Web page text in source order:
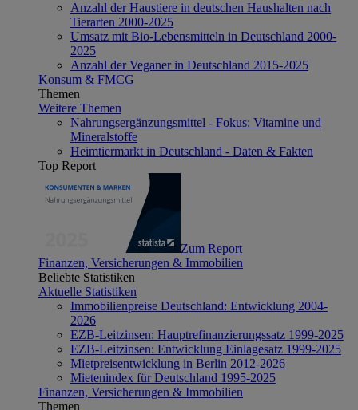
Anzahl der Haustiere in deutschen Haushalten nach
Tierarten 2000-2025
Umsatz mit Bio-Lebensmitteln in Deutschland 2000-
2025
Anzahl der Veganer in Deutschland 2015-2025
Konsum & FMCG
Themen
Weitere Themen
Nahrungsergänzungsmittel - Fokus: Vitamine und
Mineralstoffe
Heimtiermarkt in Deutschland - Daten & Fakten
Top Report
Zum Report
Finanzen, Versicherungen & Immobilien
Beliebte Statistiken
Aktuelle Statistiken
Immobilienpreise Deutschland: Entwicklung 2004-
2026
EZB-Leitzinsen: Hauptrefinanzierungssatz 1999-2025
EZB-Leitzinsen: Entwicklung Einlagesatz 1999-2025
Mietpreisentwicklung in Berlin 2012-2026
Mietenindex für Deutschland 1995-2025
Finanzen, Versicherungen & Immobilien
Themen